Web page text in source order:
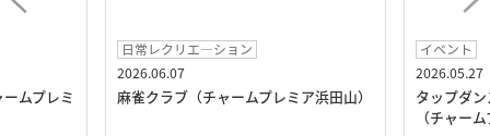
ムプレミ
日常レクリエ―ション
2026.06.07
麻雀クラブ（チャームプレミア浜田山）
イベント
2026.05.27
タップダ
（チャー